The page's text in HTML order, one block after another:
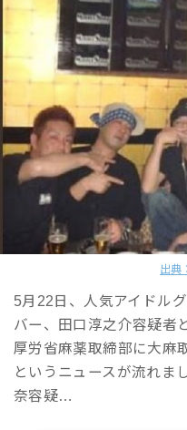
出典
5月22日、人気アイドル
バー、田口淳之介容疑者
厚労省麻薬取締部に大麻
というニュースが流れま
奈容疑…